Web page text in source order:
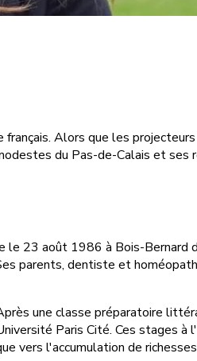
Alors que les
du Pas-de-Calais et ses
le 23 août 1986 à Bois-Bernard
parents, dentiste et
une classe préparatoire
Paris Cité. Ces stages à
vers l'accumulation de